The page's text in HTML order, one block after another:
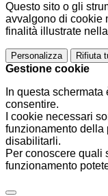
Questo sito o gli
avvalgono di cookie
finalità illustrate nella
Personalizza Rifiuta
Gestione cookie
In questa
consentire.
I cookie necessari
funzionamento della
disabilitarli.
Per conoscere quali
funzionamento